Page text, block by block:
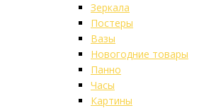
Зеркала
Постеры
Вазы
Новогодние товары
Панно
Часы
Картины